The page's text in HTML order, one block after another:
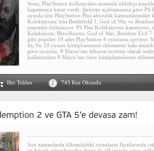
Sony, PlayStation kullanıcıları arasında oldukça
kapatmaya karar verdi. Şirketin açıklamasına göre PS
ayında tüm PlayStation Plus abonelik katmanlarından
Koleksiyonu’nda Battlefield 1, God of War ve
yapımlar bulunuyor. PS Plus Koleksiyonu kapanıyor,
Koleksiyon; Bloodborne, God of War, Resident Evil 7
gibi popüler 19 adet PlayStation 4 oyununu içeriyor.
da, bu 19 oyunu kütüphanenize eklemeniz hala
göre oyunlar, 9 Mayıs’tan itibaren ücretsiz olarak
kullanıcılara 9 Mayıs’tan önce kütüphanelerine
Her Telden 743 Kez Okundu
Son zamanlarda ülkemizdeki oyunların fiyatlarında